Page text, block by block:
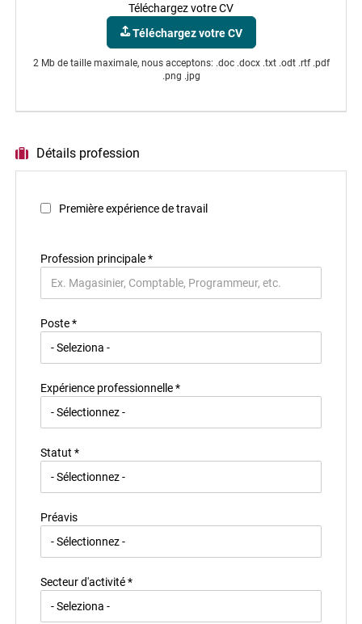
Téléchargez votre CV
Téléchargez votre CV
2 Mb de taille maximale, nous acceptons: .doc .docx .txt .odt .rtf .pdf
.png .jpg
Détails profession
Première expérience de travail
Profession principale*
Poste *
Expérience professionnelle *
Statut *
Préavis
Secteur d'activité *